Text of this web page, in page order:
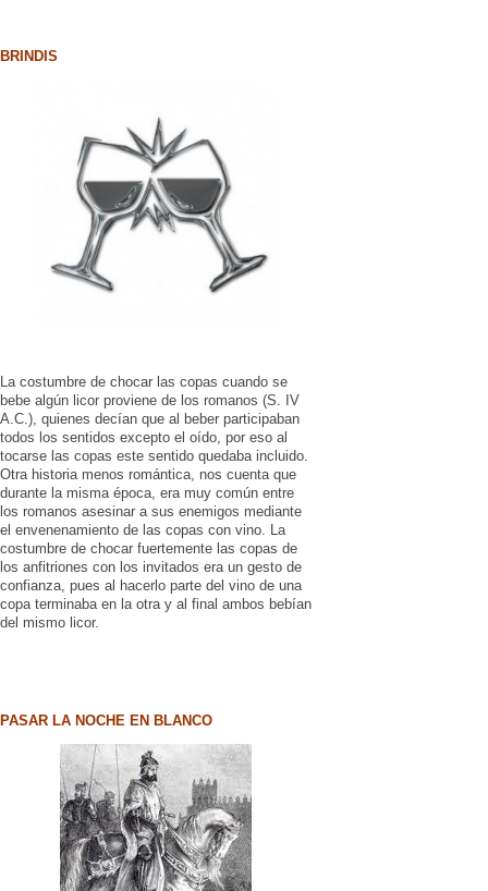
BRINDIS
La costumbre de chocar las copas cuando se
bebe algún licor proviene de los romanos (S. IV
A.C.), quienes decían que al beber participaban
todos los sentidos excepto el oído, por eso al
tocarse las copas este sentido quedaba incluido.
Otra historia menos romántica, nos cuenta que
durante la misma época, era muy común entre
los romanos asesinar a sus enemigos mediante
el envenenamiento de las copas con vino. La
costumbre de chocar fuertemente las copas de
los anfitriones con los invitados era un gesto de
confianza, pues al hacerlo parte del vino de una
copa terminaba en la otra y al final ambos bebían
del mismo licor.
PASAR LA NOCHE EN BLANCO